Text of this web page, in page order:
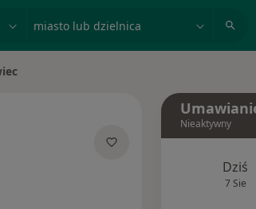
Nieaktywny
Dziś
7 Sie